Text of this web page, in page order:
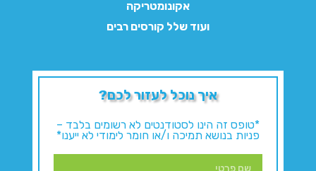
אקונומטריקה
ועוד שלל קורסים רבים
איך נוכל לעזור לכם?
*טופס זה הינו לסטודנטים לא רשומים בלבד –
פניות בנושא תמיכה ו/או חומר לימודי לא ייענו*